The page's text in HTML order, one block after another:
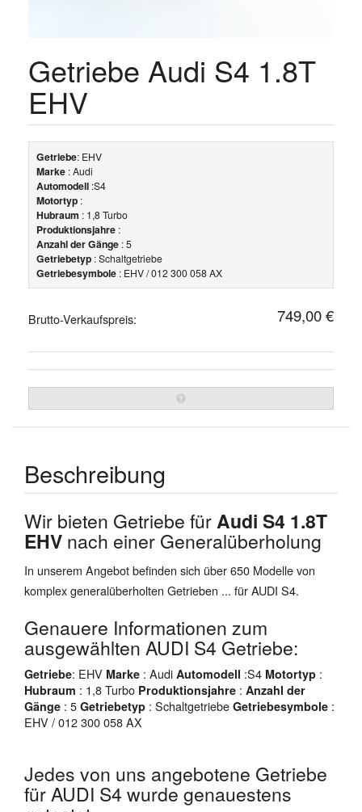
Getriebe Audi S4 1.8T
EHV
Getriebe: EHV
Marke : Audi
Automodell :S4
Motortyp :
Hubraum : 1,8 Turbo
Produktionsjahre :
Anzahl der Gänge : 5
Getriebetyp : Schaltgetriebe
Getriebesymbole : EHV / 012 300 058 AX
Brutto-Verkaufspreis: 749,00 €
Beschreibung
Wir bieten Getriebe fürAudi S4 1.8T
EHV nach einer Generalüberholung
In unserem Angebot befinden sich über 650 Modelle von
komplex generalüberholten Getrieben ... für AUDI S4.
Genauere Informationen zum
ausgewählten AUDI S4 Getriebe:
Getriebe: EHV Marke : Audi Automodell :S4 Motortyp :
Hubraum : 1,8 Turbo Produktionsjahre : Anzahl der
Gänge : 5 Getriebetyp : Schaltgetriebe Getriebesymbole :
EHV / 012 300 058 AX
Jedes von uns angebotene Getriebe
für AUDI S4 wurde genauestens